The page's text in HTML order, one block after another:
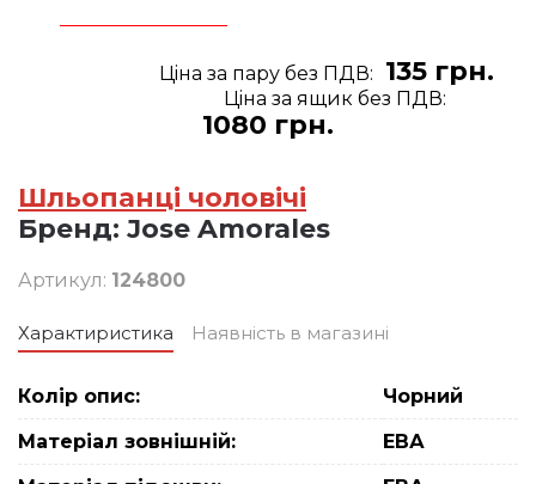
Цiна за пару без ПДВ: 135 грн.
Цiна за ящик без ПДВ:
1080 грн.
Шльопанці чоловічі
Бренд: Jose Amorales
Артикул: 124800
Характиристика Наявність в магазині
Колір опис:
Чорний
Матеріал зовнішній:
ЕВА